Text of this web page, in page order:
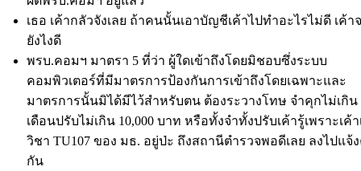
เธอ เค้ากลัวจังเลย ถ้าคนนั้นเอาบัญชีเค้าไปทำอะไรไม่ดี เค้า
ยังไงดี
พรบ.คอมฯ มาตรา 5 ที่ว่า ผู้ใดเข้าถึงโดยมิชอบซึ่งระบบ
คอมพิวเตอร์ที่มีมาตรการป้องกันการเข้าถึงโดยเฉพาะและ
มาตรการนั้นมิได้มีไว้สำหรับตน ต้องระวางโทษ จำคุกไม่เกิน
เดือนปรับไม่เกิน 10,000 บาท หรือทั้งจำทั้งปรับเค้ารู้เพราะเค้า
วิชา TU107 ของ มธ. อยู่ป่ะ ถึงสถานีตำรวจพอดีเลย ลงไปแจ้
กัน